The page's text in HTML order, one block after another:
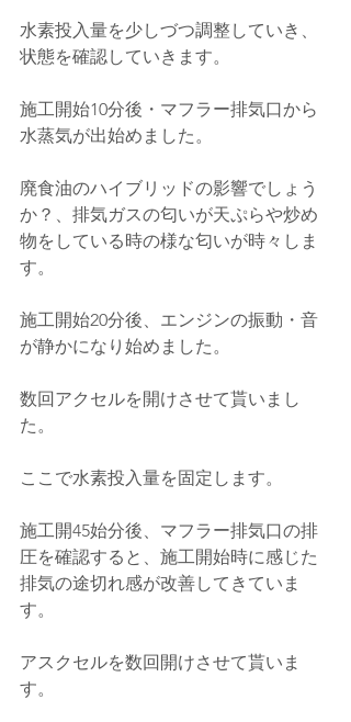
水素投入量を少しづつ調整していき、
状態を確認していきます。
施工開始10分後・マフラー排気口から
水蒸気が出始めました。
廃食油のハイブリッドの影響でしょう
か？、排気ガスの匂いが天ぷらや炒め
物をしている時の様な匂いが時々しま
す。
施工開始20分後、エンジンの振動・音
が静かになり始めました。
数回アクセルを開けさせて貰いまし
た。
ここで水素投入量を固定します。
施工開45始分後、マフラー排気口の排
圧を確認すると、施工開始時に感じた
排気の途切れ感が改善してきていま
す。
アスクセルを数回開けさせて貰いま
す。